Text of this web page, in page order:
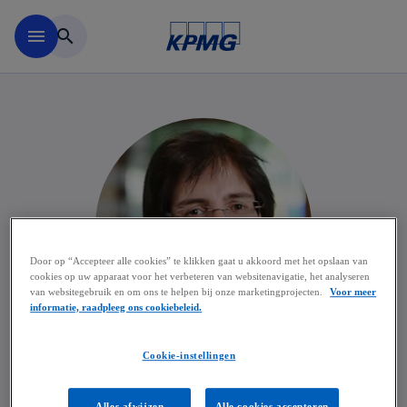
menu search
Ann Duchêne
Door op “Accepteer alle cookies” te klikken gaat u akkoord met het opslaan van
cookies op uw apparaat voor het verbeteren van websitenavigatie, het analyseren
van websitegebruik en om ons te helpen bij onze marketingprojecten.
Voor meer
informatie, raadpleeg ons cookiebeleid.
Cookie-instellingen